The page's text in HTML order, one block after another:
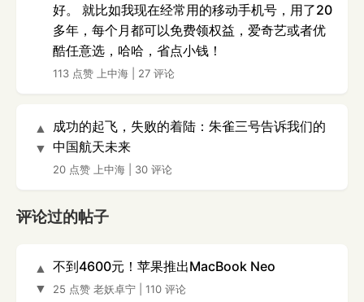
好。 就比如我现在经常用的移动手机号，用了20
多年，每个月都可以免费领权益，爱奇艺或者优
酷任意选，哈哈，省点小钱！
113 点赞 上中海 27 评论
▲
▼
成功的起飞，失败的着陆：朱雀三号告诉我们的
中国航天未来
20 点赞 上中海 30 评论
评论过的帖子
▲
▼
不到4600元！苹果推出MacBook Neo
25 点赞 老妖卓宁 110 评论